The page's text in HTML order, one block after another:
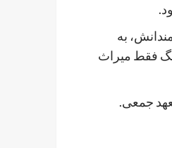
به
فقط میراث
جمعی.